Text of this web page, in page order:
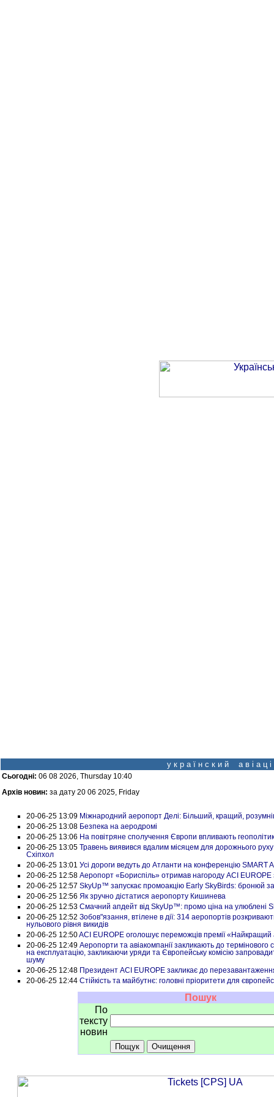
у к р а ї н с к и й а в і а
Сьогодні: 06 08 2026, Thursday 10:40
Архів новин: за дату 20 06 2025, Friday
20-06-25 13:09 Міжнародний аеропорт Делі: Більший, кращий,
20-06-25 13:08 Безпека на аеродромі
20-06-25 13:06 На повітряне сполучення Європи впливають
20-06-25 13:05 Травень виявився вдалим місяцем для дорожнього
Схіпхол
20-06-25 13:01 Усі дороги ведуть до Атланти на конференцію SMART
20-06-25 12:58 Аеропорт «Бориспіль» отримав нагороду ACI EUROPE
20-06-25 12:57 SkyUp™ запускає промоакцію Early SkyBirds: бронюй
20-06-25 12:56 Як зручно дістатися аеропорту Кишинева
20-06-25 12:53 Смачний апдейт від SkyUp™: промо ціна на улюблені
20-06-25 12:52 Зобов"язання, втілене в дії: 314 аеропортів
нульового рівня викидів
20-06-25 12:50ACI EUROPE оголошує переможців премії «Найкращий
20-06-25 12:49 Аеропорти та авіакомпанії закликають до
на експлуатацію, закликаючи уряди та Європейську комісію
шуму
20-06-25 12:48 Президент ACI EUROPE закликає до
20-06-25 12:44 Стійкість та майбутнє: головні пріоритети для
Пошук
По
тексту
новин